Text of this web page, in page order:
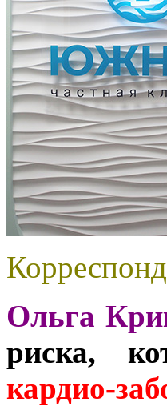
Ольга
риска,
кардио-